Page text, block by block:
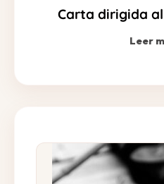
Carta dirigida
Leer